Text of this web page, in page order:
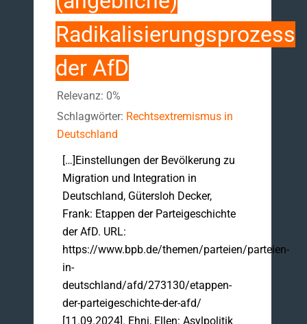
Radikalisierungsprozess
der AfD
Relevanz: 0%
Schlagwörter: Rechtsextremismus in
Deutschland
[…]Einstellungen der Bevölkerung zu
Migration und Integration in
Deutschland, Gütersloh Decker,
Frank: Etappen der Parteigeschichte
der AfD. URL:
https://www.bpb.de/themen/parteien/parteien-
in-
deutschland/afd/273130/etappen-
der-parteigeschichte-der-afd/
[11.09.2024]. Ehni, Ellen: Asylpolitik